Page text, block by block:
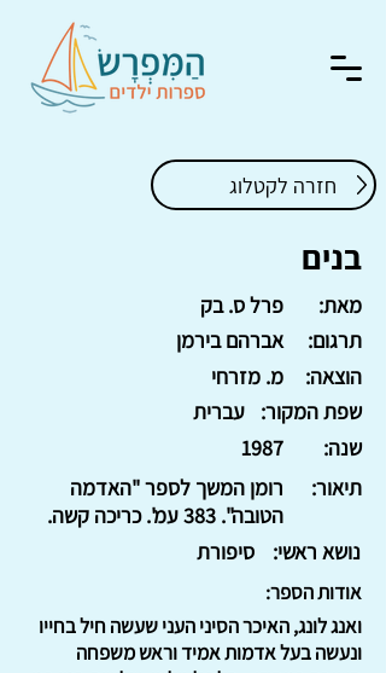
חזרה לקטלוג
בנים
פרל ס. בק
מאת:
אברהם בירמן
תרגום:
מ. מזרחי
הוצאה:
עברית
שפת המקור:
1987
שנה:
רומן המשך לספר "האדמה
הטובה". 383 עמ'. כריכה קשה.
תיאור:
סיפורת נושא ראשי:
אודות הספר:
ואנג לונג, האיכר הסיני העני שעשה חיל בחייו
ונעשה בעל אדמות אמיד וראש משפחה